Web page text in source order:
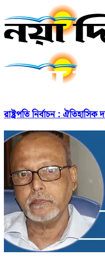
রাষ্ট্রপতি নির্বাচন : ঐতিহাসিক